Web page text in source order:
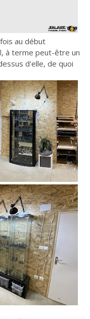
au début
à terme peut-être un
d'elle, de quoi